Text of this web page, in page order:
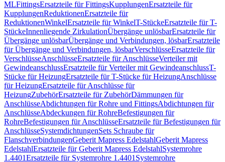
MLFittingsErsatzteile für FittingsKupplungenErsatzteile für
KupplungenReduktionenErsatzteile für
ReduktionenWinkelErsatzteile für WinkelT-StückeErsatzteile für T-
StückeInnenliegende ZirkulationÜbergänge unlösbarErsatzteile für
Übergänge unlösbarÜbergänge und Verbindungen, lösbarErsatzteile
für Übergänge und Verbindungen, lösbarVerschlüsseErsatzteile für
VerschlüsseAnschlüsseErsatzteile für AnschlüsseVerteiler mit
GewindeanschlussErsatzteile für Verteiler mit GewindeanschlussT-
Stücke für HeizungErsatzteile für T-Stücke für HeizungAnschlüsse
für HeizungErsatzteile für Anschlüsse für
HeizungZubehörErsatzteile für ZubehörDämmungen für
AnschlüsseAbdichtungen für Rohre und FittingsAbdichtungen für
AnschlüsseAbdeckungen für RohreBefestigungen für
RohreBefestigungen für AnschlüsseErsatzteile für Befestigungen für
AnschlüsseSystemdichtungenSets Schraube für
FlanschverbindungenGeberit Mapress EdelstahlGeberit Mapress
EdelstahlErsatzteile für Geberit Mapress EdelstahlSystemrohre
1.4401Ersatzteile für Systemrohre 1.4401 Systemrohre